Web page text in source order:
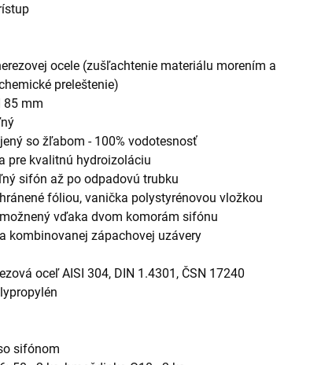
ocele (zušľachtenie materiálu morením a
preleštenie)
85 mm
so žľabom - 100% vodotesnosť
pre kvalitnú hydroizoláciu
sifón až po odpadovú trubku
fóliou, vanička polystyrénovou vložkou
vďaka dvom komorám sifónu
kombinovanej zápachovej uzávery
oceľ AISI 304, DIN 1.4301, ČSN 17240
sifónom